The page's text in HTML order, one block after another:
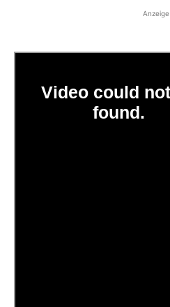
Anzeige